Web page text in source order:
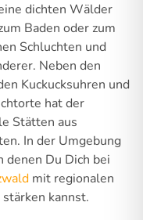
dichten Wälder
Baden oder zum
Schluchten und
Neben den
Kuckucksuhren und
hat der
Stätten aus
In der Umgebung
Du Dich bei
mit regionalen
kannst.